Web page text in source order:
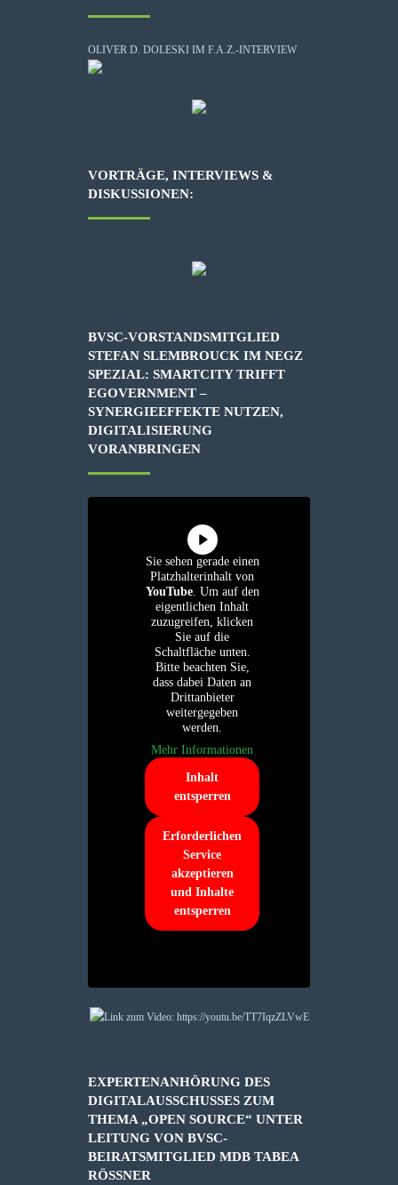
OLIVER D. DOLESKI IM F.A.Z.-INTERVIEW
VORTRÄGE, INTERVIEWS &
DISKUSSIONEN:
BVSC-VORSTANDSMITGLIED
STEFAN SLEMBROUCK IM NEGZ
SPEZIAL: SMARTCITY TRIFFT
EGOVERNMENT –
SYNERGIEEFFEKTE NUTZEN,
DIGITALISIERUNG
VORANBRINGEN
Sie sehen gerade einen
Platzhalterinhalt von
YouTube. Um auf den
eigentlichen Inhalt
zuzugreifen, klicken
Sie auf die
Schaltfläche unten.
Bitte beachten Sie,
dass dabei Daten an
Drittanbieter
weitergegeben
werden.
Mehr Informationen
Inhalt
entsperren
Erforderlichen
Service
akzeptieren
und Inhalte
entsperren
EXPERTENANHÖRUNG DES
DIGITALAUSSCHUSSES ZUM
THEMA „OPEN SOURCE“ UNTER
LEITUNG VON BVSC-
BEIRATSMITGLIED MDB TABEA
RÖSSNER